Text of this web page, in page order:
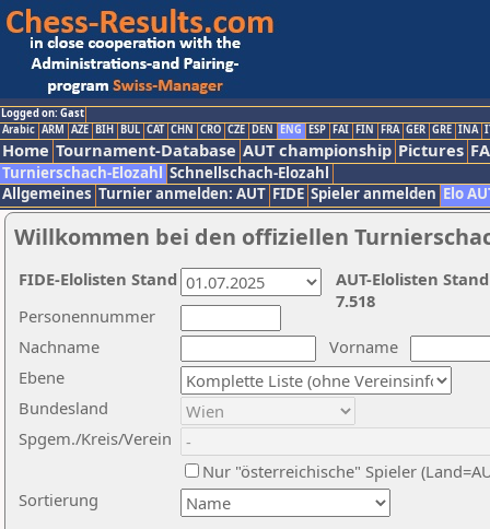
Logged on: Gast
Arabic ARM AZE BIH BUL CAT CHN CRO CZE DEN ENG ESP FAI FIN FRA GER GRE INA
Home Tournament-Database AUT championship Pictures
Turnierschach-Elozahl Schnellschach-Elozahl
Allgemeines Turnier anmelden: AUT FIDE Spieler anmelden Elo
Willkommen bei den offiziellen
Nachname
Vorname
Ebene
Sortierung
Personennummer
Bundesland
Spgem./Kreis/Verein
Nur "österreichische" Spieler
AUT-Elolisten
7.518
FIDE-Elolisten Stand